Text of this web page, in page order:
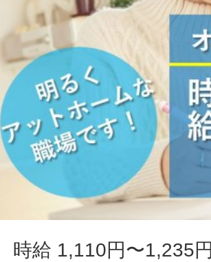
時給 1,110円〜1,235円